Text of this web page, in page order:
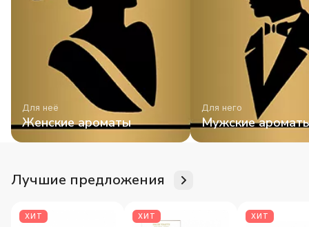
Для неё
Женские ароматы
Для него
Мужские
Лучшие предложения
ХИТ ХИТ ХИТ